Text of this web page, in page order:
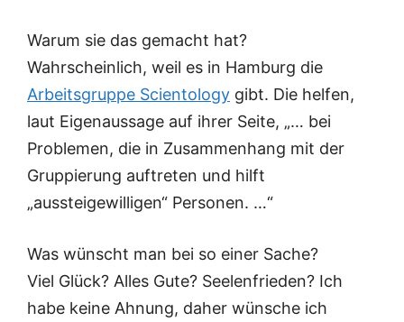
Warum sie das gemacht hat?
Wahrscheinlich, weil es in Hamburg die
Arbeitsgruppe Scientology gibt. Die helfen,
laut Eigenaussage auf ihrer Seite, „… bei
Problemen, die in Zusammenhang mit der
Gruppierung auftreten und hilft
„aussteigewilligen“ Personen. …“
Was wünscht man bei so einer Sache?
Viel Glück? Alles Gute? Seelenfrieden? Ich
habe keine Ahnung, daher wünsche ich